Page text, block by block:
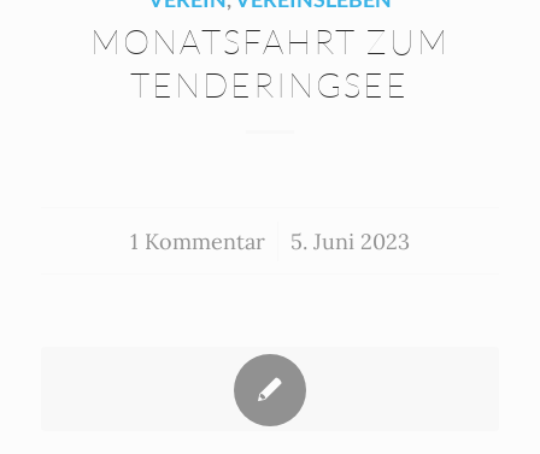
MONATSFAHRT ZUM
TENDERINGSEE
1 Kommentar
/ 5. Juni 2023